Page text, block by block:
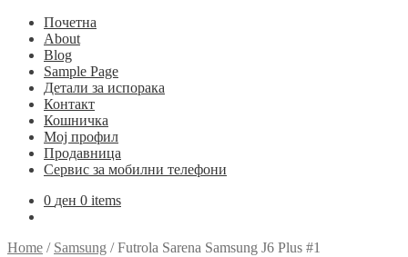
Почетна
About
Blog
Sample Page
Детали за испорака
Контакт
Кошничка
Мој профил
Продавница
Сервис за мобилни телефони
0 ден 0 items
Home / Samsung /Futrola Sarena Samsung J6 Plus #1